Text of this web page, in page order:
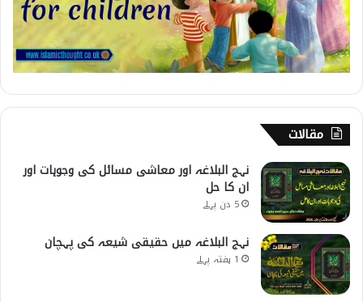
مقالات
نہج البلاغہ اور معاشی مسائل کی وجوہات اور
ان کا حل
5 دن پہلے
نہج البلاغہ میں حقیقی شیعہ کی پہچان
1 ہفتہ پہلے